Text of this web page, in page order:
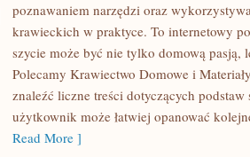
NAPRAWY
PRZERÓBKI
poznawaniem narzędzi oraz
krawieckich w praktyce. To internetowy
szycie może być nie tylko domową pasją,
Polecamy Krawiectwo Domowe i
znaleźć liczne treści dotyczących
użytkownik może łatwiej opanować
Read More ]